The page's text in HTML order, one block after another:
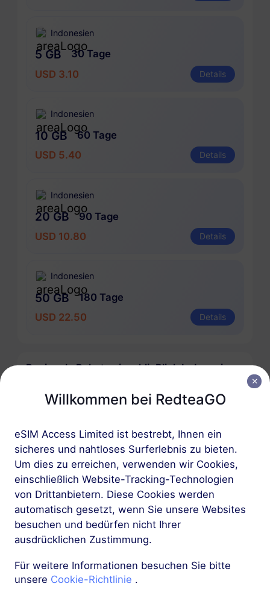
Indonesien
5 GB
30 Tage
USD 3.10
Details
Indonesien
10 GB
60 Tage
USD 5.40
Details
Indonesien
20 GB
90 Tage
USD 10.80
Details
Indonesien
50 GB
180 Tage
USD 22.50
Details
Regionale Pakete einschlieBlich Indonesien
Asien (10+ Regionen)
USD 1.00
Details
Asien (10+ Regionen)
1 GB
30 Tage
USD 3.80
Asien (10+ Regionen)
3 GB
30 Tage
Willkommen bei RedteaGO
eSIM Access Limited ist bestrebt, Ihnen ein
sicheres und nahtloses Surferlebnis zu bieten.
Um dies zu erreichen, verwenden wir Cookies,
einschließlich Website-Tracking-Technologien
von Drittanbietern. Diese Cookies werden
automatisch gesetzt, wenn Sie unsere Websites
besuchen und bedürfen nicht Ihrer
ausdrücklichen Zustimmung.
Für weitere Informationen besuchen Sie bitte
unsere Cookie-Richtlinie .